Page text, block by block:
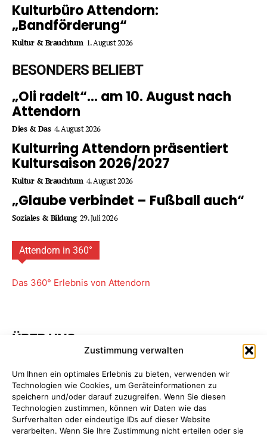
Zustimmung verwalten
Um Ihnen ein optimales Erlebnis zu bieten, verwenden wir
Technologien wie Cookies, um Geräteinformationen zu
speichern und/oder darauf zuzugreifen. Wenn Sie diesen
Technologien zustimmen, können wir Daten wie das
Surfverhalten oder eindeutige IDs auf dieser Website
verarbeiten. Wenn Sie Ihre Zustimmung nicht erteilen oder sie
Kulturbüro Attendorn:
„Bandförderung“
Kultur & Brauchtum 1. August 2026
BESONDERS BELIEBT
„Oli radelt“… am 10. August nach
Attendorn
Dies & Das 4. August 2026
Kulturring Attendorn präsentiert
Kultursaison 2026/2027
Kultur & Brauchtum 4. August 2026
„Glaube verbindet – Fußball auch“
Soziales & Bildung 29. Juli 2026
Attendorn in 360°
Das 360° Erlebnis von Attendorn
ÜBER UNS
+ MEDIA- Attendorn, Paderborn. Wir bieten Ihnen
maßgeschneiderte Komplettpakete für Ihre
Unternehmens­kommunikation. So sparen Sie Zeit, Geld
und Nerven, da Sie nur einen einzigen Ansprechpartner
haben: uns!Mehr erfahren ...